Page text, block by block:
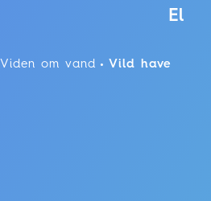
El
Viden om vand Vild have